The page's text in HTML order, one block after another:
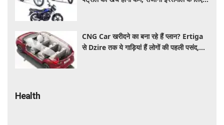
CNG Car खरीदने का बना रहे हैं प्लान? Ertiga
से Dzire तक ये गाड़ियां हैं लोगों की पहली पसंद,
Health